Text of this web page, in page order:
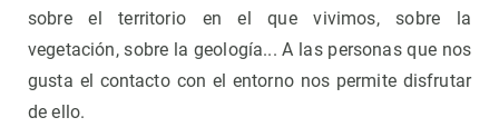
sobre el territorio en el que vivimos, sobre la
vegetación, sobre la geología... A las personas que nos
gusta el contacto con el entorno nos permite disfrutar
de ello.